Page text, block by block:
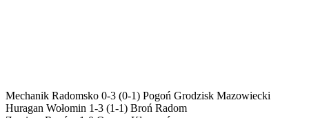
Mechanik Radomsko 0-3 (0-1) Pogoń Grodzisk Mazowiecki
Huragan Wołomin 1-3 (1-1) Broń Radom